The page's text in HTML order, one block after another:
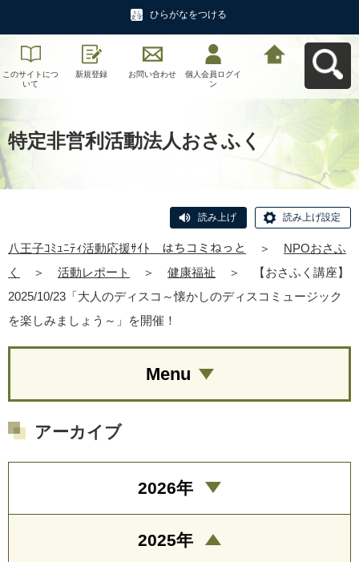
ひらがなをつける
このサイトにつ
いて
新規登録 お問い合わせ
個人会員ログイ
ン
特定非営利活動法人おさふく
読み上げ 読み上げ設定
八王子ｺﾐｭﾆﾃｨ活動応援ｻｲﾄ はちコミねっと ＞
NPOおさふ
く
＞ 活動レポート ＞ 健康福祉 ＞
【おさふく講座】
2025/10/23「大人のディスコ～懐かしのディスコミュージック
を楽しみましょう～」を開催！
Menu
アーカイブ
2026年
2025年